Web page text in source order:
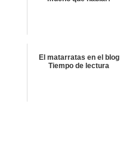
El matarratas en el blog
Tiempo de lectura